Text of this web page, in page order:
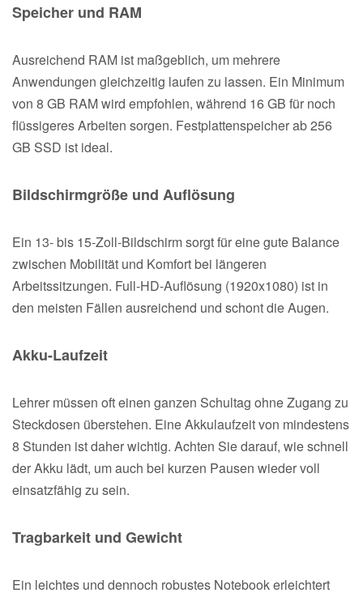
Speicher und RAM
Ausreichend RAM ist maßgeblich, um mehrere
Anwendungen gleichzeitig laufen zu lassen. Ein Minimum
von 8 GB RAM wird empfohlen, während 16 GB für noch
flüssigeres Arbeiten sorgen. Festplattenspeicher ab 256
GB SSD ist ideal.
Bildschirmgröße und Auflösung
Ein 13- bis 15-Zoll-Bildschirm sorgt für eine gute Balance
zwischen Mobilität und Komfort bei längeren
Arbeitssitzungen. Full-HD-Auflösung (1920x1080) ist in
den meisten Fällen ausreichend und schont die Augen.
Akku-Laufzeit
Lehrer müssen oft einen ganzen Schultag ohne Zugang zu
Steckdosen überstehen. Eine Akkulaufzeit von mindestens
8 Stunden ist daher wichtig. Achten Sie darauf, wie schnell
der Akku lädt, um auch bei kurzen Pausen wieder voll
einsatzfähig zu sein.
Tragbarkeit und Gewicht
Ein leichtes und dennoch robustes Notebook erleichtert